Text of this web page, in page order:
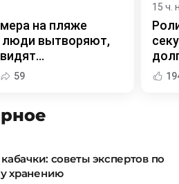
на пляже
вытворяют,
59
15 ч.
советы экспертов по
хранению